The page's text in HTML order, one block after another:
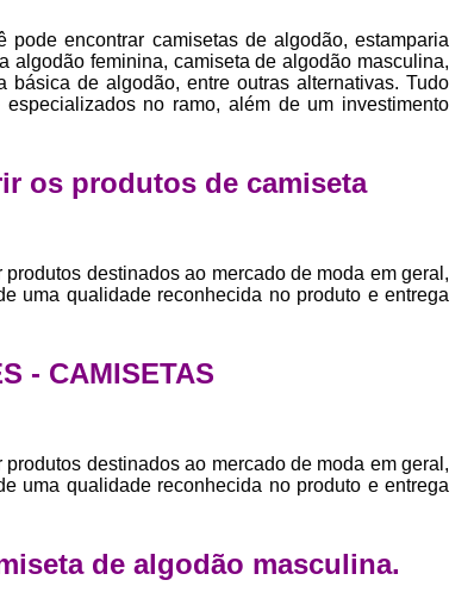
Desenvolvimento
Desenvolvimento de
Desenvolvimento de
Desenvolvimento
Desenvolvimento Estampa de
Empresa Private Label
Private
Private Label Roupas
Estamparia Digital de Camiseta
encontrar camisetas de algodão, estamparia
algodão feminina, camiseta de algodão masculina,
de algodão, entre outras alternativas. Tudo
no ramo, além de um investimento
os produtos de camiseta
destinados ao mercado de moda em geral,
uma qualidade reconhecida no produto e entrega
- CAMISETAS
destinados ao mercado de moda em geral,
uma qualidade reconhecida no produto e entrega
de algodão masculina.